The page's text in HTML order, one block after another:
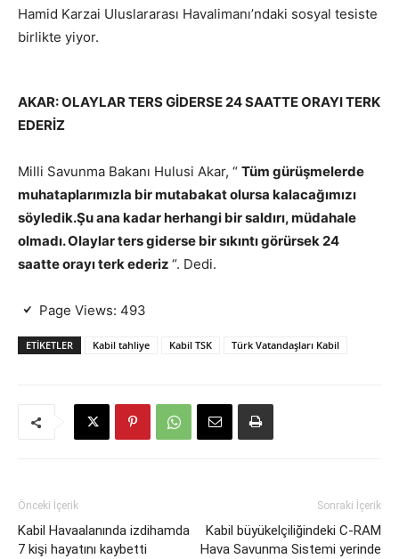
Hamid Karzai Uluslararası Havalimanı’ndaki sosyal tesiste
birlikte yiyor.
AKAR: OLAYLAR TERS GİDERSE 24 SAATTE ORAYI TERK
EDERİZ
Milli Savunma Bakanı Hulusi Akar, “ Tüm gürüşmelerde
muhataplarımızla bir mutabakat olursa kalacağımızı
söyledik.Şu ana kadar herhangi bir saldırı, müdahale
olmadı. Olaylar ters giderse bir sıkıntı görürsek 24
saatte orayı terk ederiz “. Dedi.
Page Views: 493
ETIKETLER Kabil tahliye Kabil TSK Türk Vatandaşları Kabil
Önceki İçerik
Kabil Havaalanında izdihamda
7 kişi hayatını kaybetti
Sonraki İçerik
Kabil büyükelçiliğindeki C-RAM
Hava Savunma Sistemi yerinde